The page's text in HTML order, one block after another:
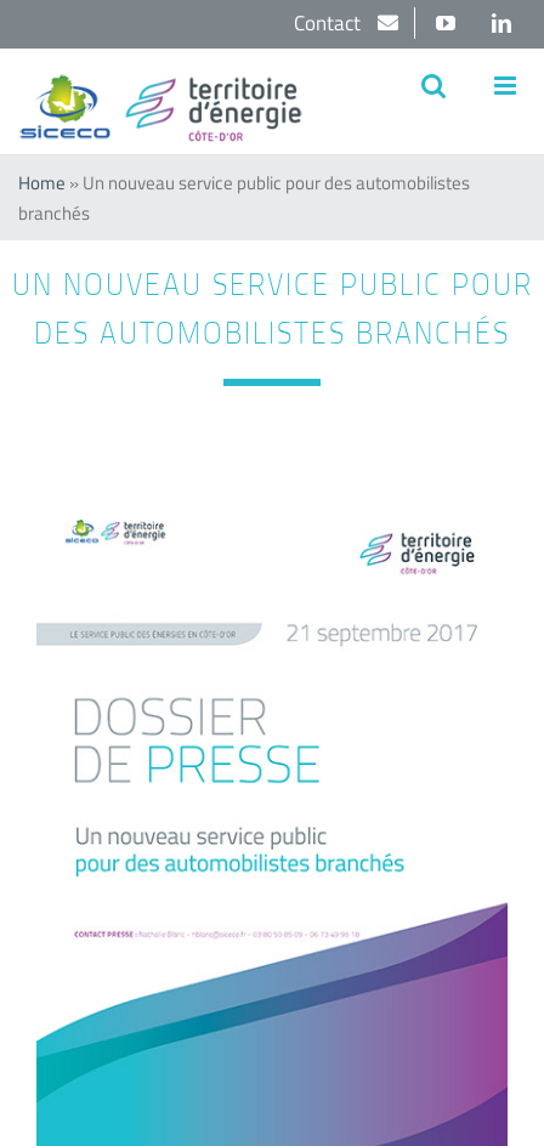
contenu
YouTube
Contact
Home »Un nouveau service public pour des automobilistes
branchés
UN NOUVEAU SERVICE PUBLIC POUR
DES AUTOMOBILISTES BRANCHÉS
Voir
agrandie